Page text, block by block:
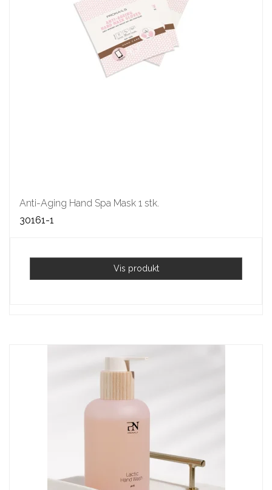
Anti-Aging Hand Spa Mask 1 stk.
30161-1
Vis produkt